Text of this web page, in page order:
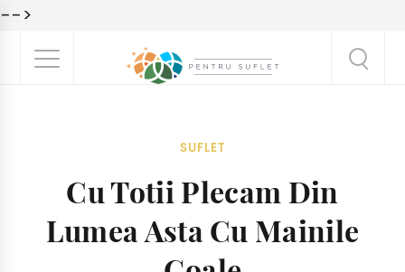
-->
SUFLET
Cu Totii Plecam Din
Lumea Asta Cu Mainile